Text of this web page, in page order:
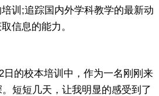
训;追踪国内外学科教学的最新动
信息的能力。
的校本培训中，作为一名刚刚来
短短几天，让我明显的感受到了